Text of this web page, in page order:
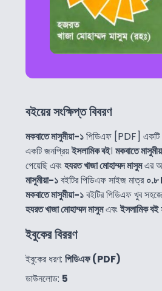
বইয়ের সংক্ষিপ্ত বিবরণ
মকবাতে মাসুমীয়া-১পিডিএফ [PDF] একটি
একটি জনপ্রিয়ইসলামিক বই। মকবাতে
পেয়েছি এবংহযরত খাজা মোহাম্মদ মাসুমএর
মাসুমীয়া-১বইটির পিডিএফ সাইজ মাত্র০.৮
মকবাতে মাসুমীয়া-১বইটির পিডিএফ খুব
হযরত খাজা মোহাম্মদ মাসুমএবংইসলামিক বই
ইবুকের বিররণ
ইবুকের ধরণ: পিডিএফ (PDF)
ডাউনলোড: 5